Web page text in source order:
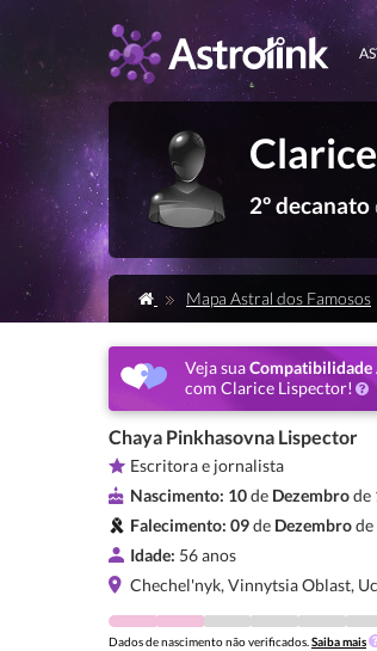
2º decanato
Mapa Astral dos Famosos
Veja suaCompatibilidade
com Clarice Lispector!
Chaya Pinkhasovna Lispector
Escritora e jornalista
Nascimento: 10de Dezembrode
Falecimento: 09de Dezembrode
Idade: 56 anos
Chechel'nyk, Vinnytsia Oblast,
Dados de nascimento não verificados. Saiba mais